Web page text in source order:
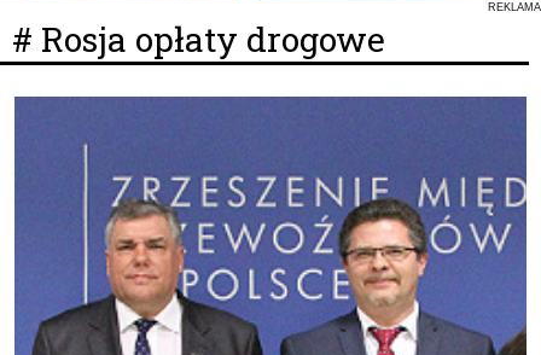
REKLAMA
# Rosja opłaty drogowe